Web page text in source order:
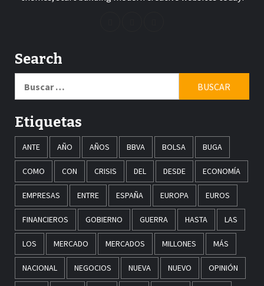
Search
Etiquetas
ANTE AÑO AÑOS BBVA BOLSA BUGA
COMO CON CRISIS DEL DESDE ECONOMÍA
EMPRESAS ENTRE ESPAÑA EUROPA EUROS
FINANCIEROS GOBIERNO GUERRA HASTA LAS
LOS MERCADO MERCADOS MILLONES MÁS
NACIONAL NEGOCIOS NUEVA NUEVO OPINIÓN